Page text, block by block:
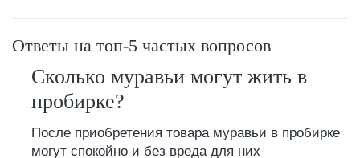
Ответы на топ-5 частых вопросов
Сколько муравьи могут жить в
пробирке?
После приобретения товара муравьи в пробирке
могут спокойно и без вреда для них